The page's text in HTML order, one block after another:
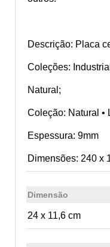
Descrição: Placa
Coleções:
Natural;
Coleção: Natural •
Espessura: 9mm
Dimensões: 240 x
Dimensão
24 x 11,6 cm